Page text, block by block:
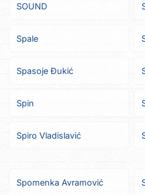
SOUND
Spale
Spasoje Đukić
Spin
Spiro Vladislavić
Spomenka Avramović